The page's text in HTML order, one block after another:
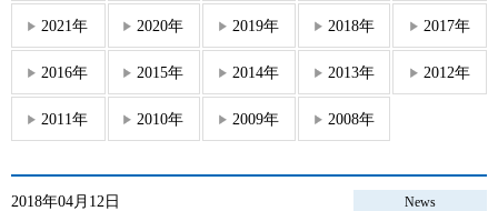
2021年 2020年 2019年 2018年 2017年
2016年 2015年 2014年 2013年 2012年
2011年 2010年 2009年 2008年
2018年04月12日 News